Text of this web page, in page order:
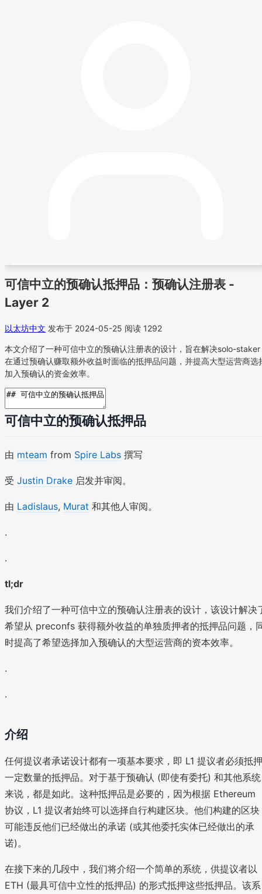
可信中立的预确认抵押品：预确认注册表 -
Layer 2
以太坊中文 发布于 2024-05-25 阅读 1292
本文介绍了一种可信中立的预确认注册表的设计，旨在解决solo-staker
在通过预确认赚取额外收益时面临的抵押品问题，并提高大型运营商选
加入预确认的资金效率。
可信中立的预确认抵押品
由 mteam from Spire Labs 撰写
受 Justin Drake 启发并审阅。
由 Ladislaus, Murat 和其他人审阅。
.
.
tl;dr
我们介绍了一种可信中立的预确认注册表的设计，该设计解决
希望从 preconfs 获得额外收益的单独质押者的抵押品问题，
时提高了希望选择加入预确认的大型运营商的资本效率。
.
.
介绍
任何提议者承诺设计都有一项基本要求，即 L1 提议者必须抵押
一定数量的抵押品。对于基于预确认 (即使有委托) 和其他系统
来说，都是如此。这种抵押品是必要的，因为根据 Ethereum
协议，L1 提议者始终可以选择自行构建区块。他们构建的区块
可能违反他们已经做出的承诺 (或其他委托实体已经做出的承
诺)。
在接下来的几段中，我们将介绍一个简单的系统，供提议者以
ETH (最具可信中立性的抵押品) 的形式抵押这些抵押品。该系